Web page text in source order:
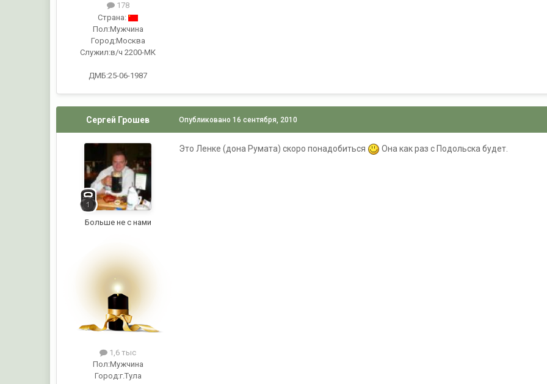
178
Страна:
Пол:Мужчина
Город:Москва
Служил:в/ч 2200-МК
ДМБ:25-06-1987
Сергей Грошев
Больше не с нами
1,6 тыс
Пол:Мужчина
Город:г.Тула
Опубликовано16 сентября, 2010
Это Ленке (дона Румата) скоро понадобиться Она как раз с Подольска будет.